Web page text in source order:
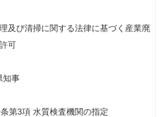
及び清掃に関する法律に基づく産業廃
可
知事
条第3項 水質検査機関の指定